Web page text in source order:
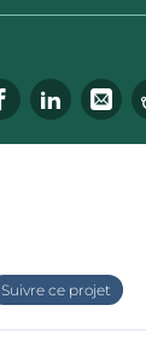
Suivre ce projet